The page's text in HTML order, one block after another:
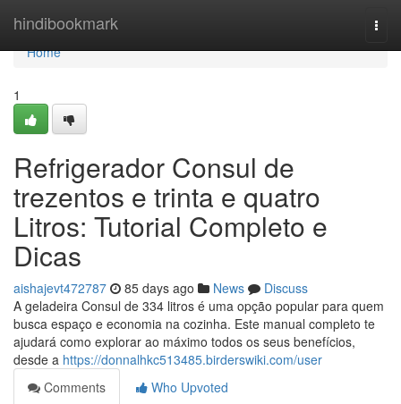
hindibookmark
Home
Home
1
Refrigerador Consul de
trezentos e trinta e quatro
Litros: Tutorial Completo e
Dicas
aishajevt472787 85 days ago News
Discuss
A geladeira Consul de 334 litros é uma opção popular para quem
busca espaço e economia na cozinha. Este manual completo te
ajudará como explorar ao máximo todos os seus benefícios,
desde a https://donnalhkc513485.birderswiki.com/user
Comments
Who Upvoted